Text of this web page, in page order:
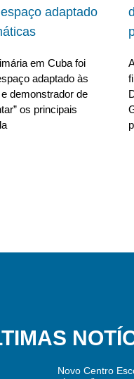
adaptado
em Cuba foi
adaptado às
demonstrador de
os principais
Novo Centro